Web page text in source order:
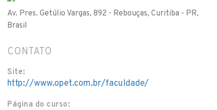
Av. Pres. Getúlio Vargas, 892 - Rebouças, Curitiba - PR,
Brasil
CONTATO
Site:
http://www.opet.com.br/faculdade/
Página do curso: